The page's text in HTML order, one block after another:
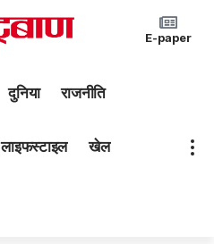
E-paper
दुनिया राजनीति
लाइफस्टाइल खेल